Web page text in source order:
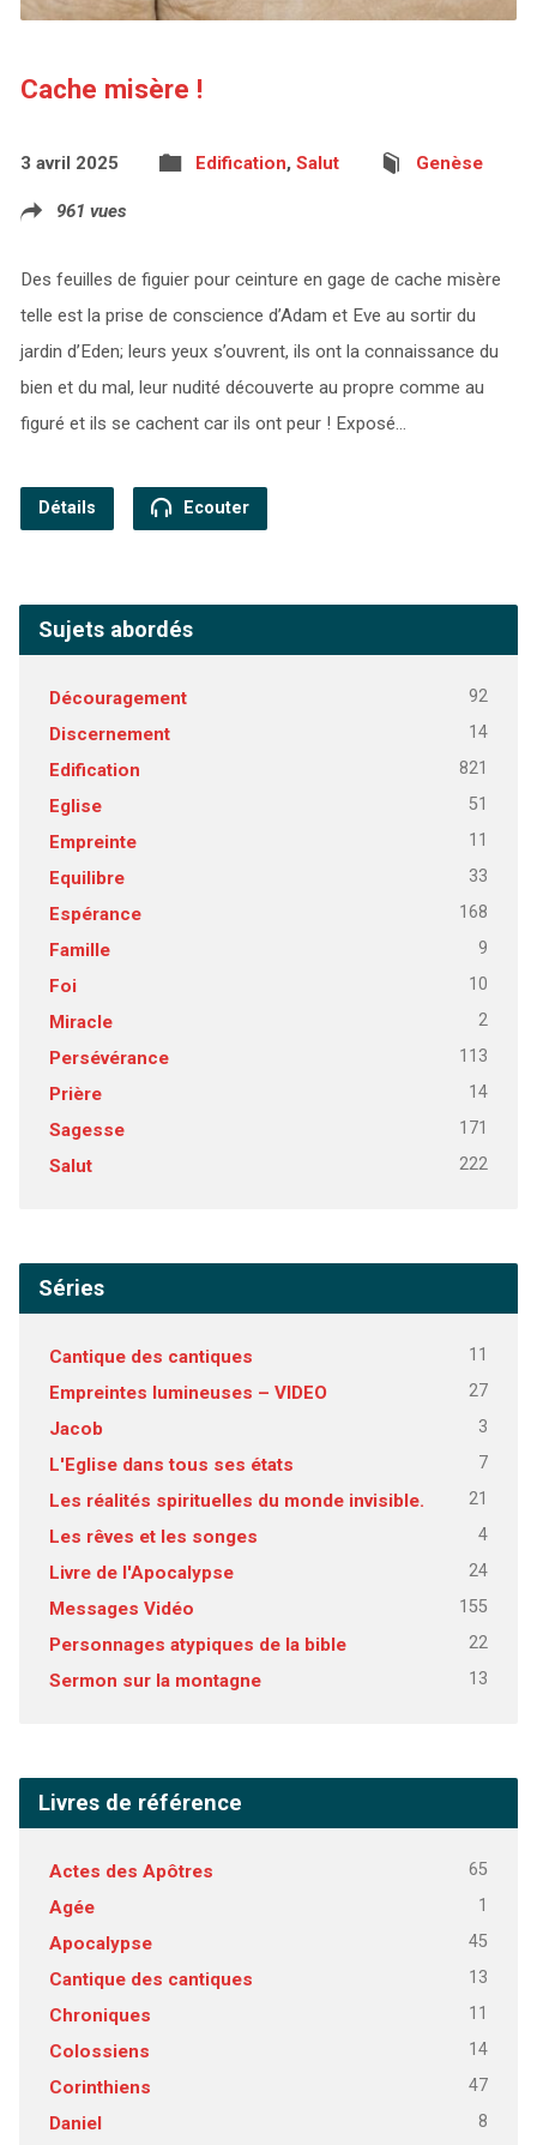
Cache misère !
3 avril 2025 Edification, Salut Genèse
961 vues
Des feuilles de figuier pour ceinture en gage de cache misère
telle est la prise de conscience d’Adam et Eve au sortir du
jardin d’Eden; leurs yeux s’ouvrent, ils ont la connaissance du
bien et du mal, leur nudité découverte au propre comme au
figuré et ils se cachent car ils ont peur ! Exposé…
Détails Ecouter
Sujets abordés
Découragement 92
Discernement 14
Edification 821
Eglise 51
Empreinte 11
Equilibre 33
Espérance 168
Famille 9
Foi 10
Miracle 2
Persévérance 113
Prière 14
Sagesse 171
Salut 222
Séries
Cantique des cantiques 11
Empreintes lumineuses – VIDEO 27
Jacob 3
L'Eglise dans tous ses états 7
Les réalités spirituelles du monde invisible. 21
Les rêves et les songes 4
Livre de l'Apocalypse 24
Messages Vidéo 155
Personnages atypiques de la bible 22
Sermon sur la montagne 13
Livres de référence
Actes des Apôtres 65
Agée 1
Apocalypse 45
Cantique des cantiques 13
Chroniques 11
Colossiens 14
Corinthiens 47
Daniel 8